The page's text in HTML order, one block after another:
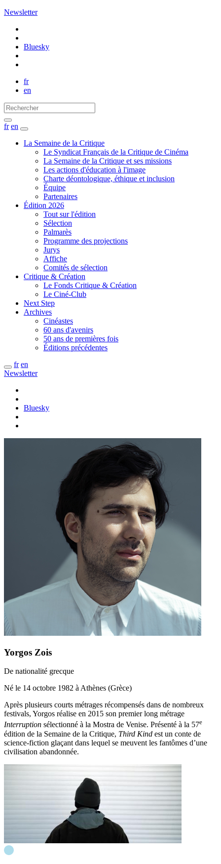
Newsletter
Bluesky
fr
en
fr en
La Semaine de la Critique
Le Syndicat Français de la Critique de Cinéma
La Semaine de la Critique et ses missions
Les actions d'éducation à l'image
Charte déontologique, éthique et inclusion
Équipe
Partenaires
Édition 2026
Tout sur l'édition
Sélection
Palmarès
Programme des projections
Jurys
Affiche
Comités de sélection
Critique & Création
Le Fonds Critique & Création
Le Ciné-Club
Next Step
Archives
Cinéastes
60 ans d'avenirs
50 ans de premières fois
Éditions précédentes
fr en
Newsletter
Bluesky
Yorgos Zois
De nationalité grecque
Né le 14 octobre 1982 à Athènes (Grèce)
Après plusieurs courts métrages récompensés dans de nombreux
festivals, Yorgos réalise en 2015 son premier long métrage
Interruption sélectionné à la Mostra de Venise. Présenté à la 57e
édition de la Semaine de la Critique, Third Kind est un conte de
science-fiction glaçant dans lequel se meuvent les fantômes d’une
civilisation abandonnée.